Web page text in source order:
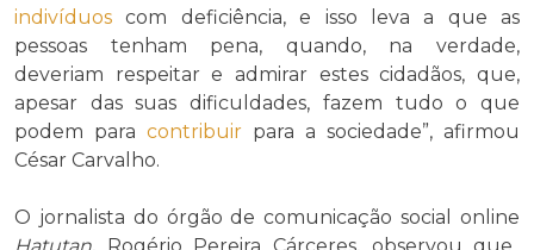
indivíduos com deficiência, e isso leva a que as
pessoas tenham pena, quando, na verdade,
deveriam respeitar e admirar estes cidadãos, que,
apesar das suas dificuldades, fazem tudo o que
podem para contribuir para a sociedade”, afirmou
César Carvalho.
O jornalista do órgão de comunicação social online